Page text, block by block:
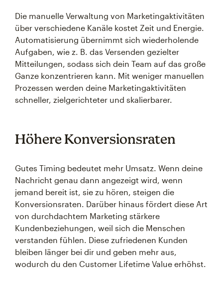
Die manuelle Verwaltung von Marketingaktivitäten
über verschiedene Kanäle kostet Zeit und Energie.
Automatisierung übernimmt sich wiederholende
Aufgaben, wie z. B. das Versenden gezielter
Mitteilungen, sodass sich dein Team auf das große
Ganze konzentrieren kann. Mit weniger manuellen
Prozessen werden deine Marketingaktivitäten
schneller, zielgerichteter und skalierbarer.
Höhere Konversionsraten
Gutes Timing bedeutet mehr Umsatz. Wenn deine
Nachricht genau dann angezeigt wird, wenn
jemand bereit ist, sie zu hören, steigen die
Konversionsraten. Darüber hinaus fördert diese Art
von durchdachtem Marketing stärkere
Kundenbeziehungen, weil sich die Menschen
verstanden fühlen. Diese zufriedenen Kunden
bleiben länger bei dir und geben mehr aus,
wodurch du den Customer Lifetime Value erhöhst.